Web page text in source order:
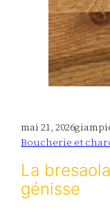
mai 21, 2026
Boucherie et
La
génisse